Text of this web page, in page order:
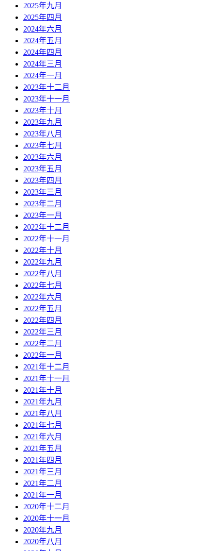
2025年九月
2025年四月
2024年六月
2024年五月
2024年四月
2024年三月
2024年一月
2023年十二月
2023年十一月
2023年十月
2023年九月
2023年八月
2023年七月
2023年六月
2023年五月
2023年四月
2023年三月
2023年二月
2023年一月
2022年十二月
2022年十一月
2022年十月
2022年九月
2022年八月
2022年七月
2022年六月
2022年五月
2022年四月
2022年三月
2022年二月
2022年一月
2021年十二月
2021年十一月
2021年十月
2021年九月
2021年八月
2021年七月
2021年六月
2021年五月
2021年四月
2021年三月
2021年二月
2021年一月
2020年十二月
2020年十一月
2020年九月
2020年八月